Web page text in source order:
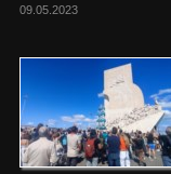
09.05.2023